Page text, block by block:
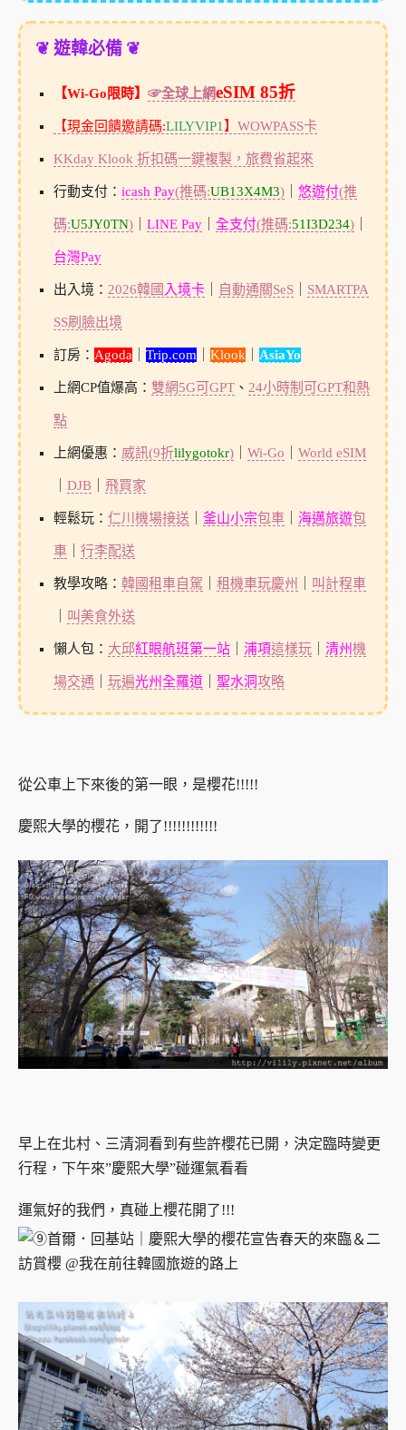
❦ 遊韓必備 ❦
【Wi-Go限時】 ☞全球上網eSIM 85折
【現金回饋邀請碼:LILYVIP1 】 WOWPASS卡
KKday Klook 折扣碼一鍵複製，旅費省起來
行動支付： icash Pay(推碼:UB13X4M3)｜ 悠遊付(推
碼:U5JY0TN)｜ LINE Pay｜ 全支付(推碼:51I3D234)｜
台灣Pay
出入境： 2026韓國 入境卡｜ 自動通關SeS｜ SMARTPA
SS刷臉出境
訂房： Agoda Trip.com Klook AsiaYo
上網CP值爆高： 雙網5G可GPT、 24小時制可GPT和熱
點
上網優惠： 威訊(9折lilygotokr)｜ Wi-Go World eSIM
DJB｜ 飛買家
輕鬆玩： 仁川機場接送 釜山小宗包車｜ 海邁旅遊包
車｜ 行李配送
教學攻略： 韓國租車自駕 租機車玩慶州 叫計程車
叫美食外送
懶人包： 大邱紅眼航班第一站｜ 浦項這樣玩｜ 清州機
場交通 玩遍光州全羅道｜ 聖水洞攻略
從公車上下來後的第一眼，是櫻花!!!!!
慶熙大學的櫻花，開了!!!!!!!!!!!!
早上在北村、三清洞看到有些許櫻花已開，決定臨時變更
行程，下午來”慶熙大學”碰運氣看看
運氣好的我們，真碰上櫻花開了!!!